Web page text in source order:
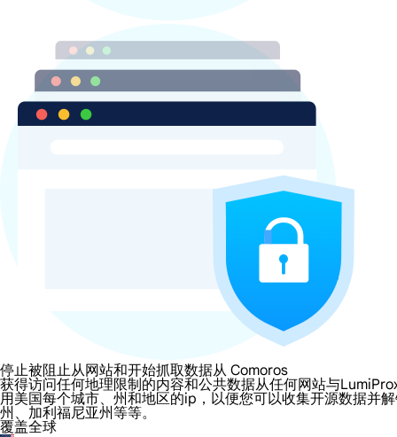
停止被阻止从网站和开始抓取数据从 Comoros
获得访问任何地理限制的内容和公共数据从任何网站与
用美国每个城市、州和地区的ip，以便您可以收集开源数据并
州、加利福尼亚州等等。
覆盖全球